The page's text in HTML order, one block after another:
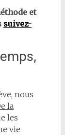
et
suivez-
nous
la
les
vie